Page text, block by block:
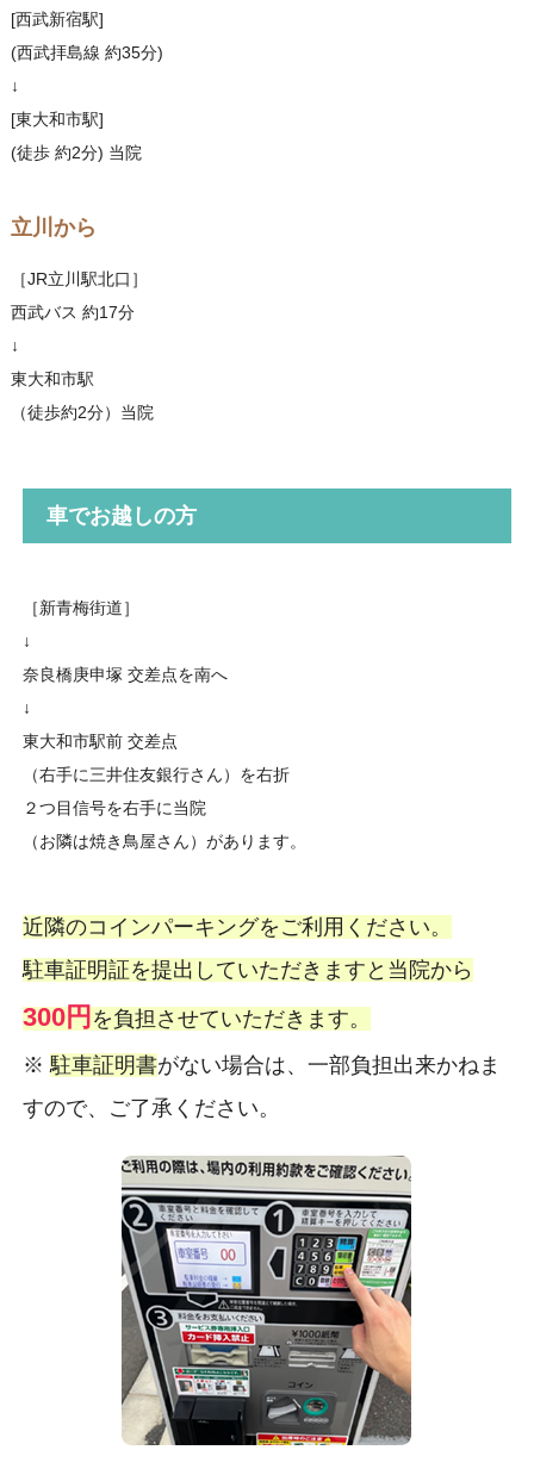
[西武新宿駅]
(西武拝島線 約35分)
↓
[東大和市駅]
(徒歩 約2分) 当院
立川から
［JR立川駅北口］
西武バス 約17分
↓
東大和市駅
（徒歩約2分）当院
車でお越しの方
［新青梅街道］
↓
奈良橋庚申塚 交差点を南へ
↓
東大和市駅前 交差点
（右手に三井住友銀行さん）を右折
２つ目信号を右手に当院
（お隣は焼き鳥屋さん）があります。
近隣のコインパーキングをご利用ください。
駐車証明証を提出していただきますと当院から
300円を負担させていただきます。
※ 駐車証明書がない場合は、一部負担出来かねま
すので、ご了承ください。